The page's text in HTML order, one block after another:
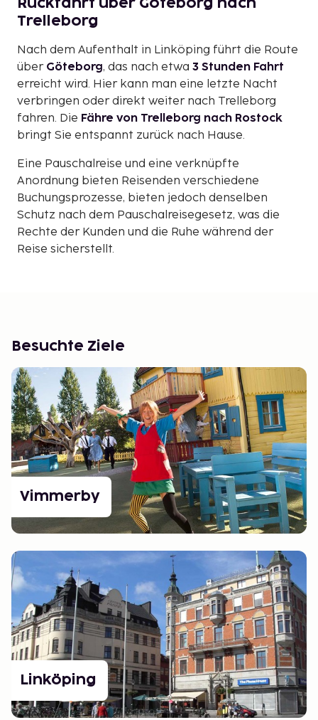
Rückfahrt über Göteborg nach
Trelleborg
Nach dem Aufenthalt in Linköping führt die Route
über Göteborg, das nach etwa 3 Stunden Fahrt
erreicht wird. Hier kann man eine letzte Nacht
verbringen oder direkt weiter nach Trelleborg
fahren. Die Fähre von Trelleborg nach Rostock
bringt Sie entspannt zurück nach Hause.
Eine Pauschalreise und eine verknüpfte
Anordnung bieten Reisenden verschiedene
Buchungsprozesse, bieten jedoch denselben
Schutz nach dem Pauschalreisegesetz, was die
Rechte der Kunden und die Ruhe während der
Reise sicherstellt.
Besuchte Ziele
Vimmerby
Linköping